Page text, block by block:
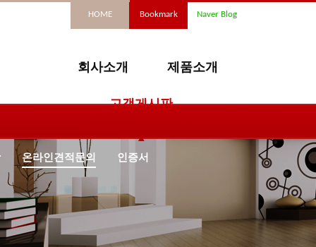
HOME Bookmark Naver Blog
회사소개 제품소개
고객게시판
온라인견적문의 인증서